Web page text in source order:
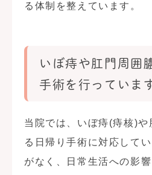
る体制を整えています。
いぼ痔や肛門周囲
手術を行っていま
当院では、いぼ痔(痔核)や
る日帰り手術に対応して
がなく、日常生活への影